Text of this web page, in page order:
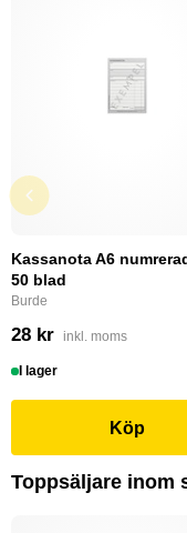
Kassanota A6
50 blad
Burde
28 kr inkl. moms
I lager
Köp
Toppsäljare inom